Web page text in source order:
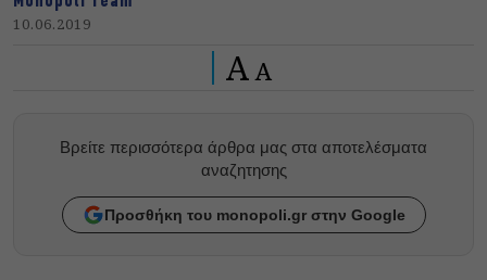
10.06.2019
A A
Βρείτε περισσότερα άρθρα μας στα αποτελέσματα
αναζητησης
Προσθήκη του monopoli.gr στην Google